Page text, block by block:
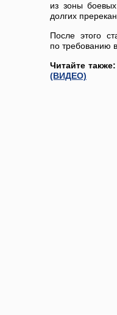
из зоны
долгих
После этого
по требованию
Читайте также:
(ВИДЕО)